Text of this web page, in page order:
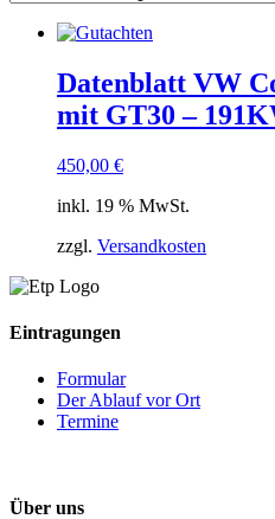
Datenblatt VW
mit GT30 –
450,00 €
inkl. 19 % MwSt.
zzgl. Versandkosten
Eintragungen
Formular
Der Ablauf vor Ort
Termine
Über uns